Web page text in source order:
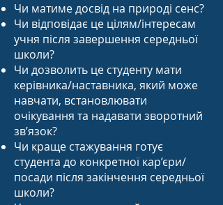
Чи матиме досвід на природі сенс?
Чи відповідає це цілям/інтересам
учня після завершення середньої
школи?
Чи дозволить це студенту мати
керівника/наставника, який може
навчати, встановлювати
очікування та надавати зворотний
зв’язок?
Чи краще стажування готує
студента до конкретної кар’єри/
посади після закінчення середньої
школи?